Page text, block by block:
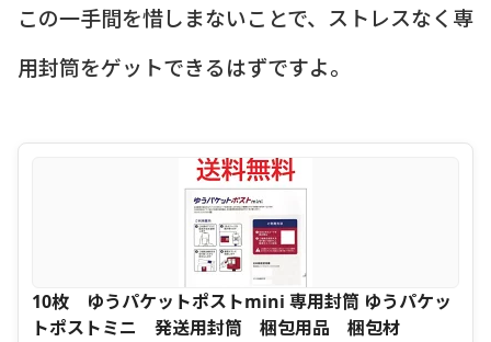
この一手間を惜しまないことで、ストレスなく専
用封筒をゲットできるはずですよ。
10枚 ゆうパケットポストmini 専用封筒 ゆうパケッ
トポストミニ 発送用封筒 梱包用品 梱包材